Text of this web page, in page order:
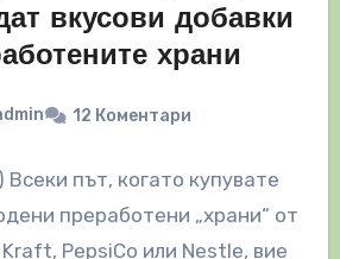
вкусови добавки
храни
12 Коментари
път, когато купувате
преработени „храни“ от
PepsiCo или Nestle, вие